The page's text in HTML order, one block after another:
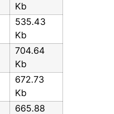
Kb
535.43
Kb
704.64
Kb
672.73
Kb
665.88